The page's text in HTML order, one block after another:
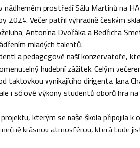
prostředí Sálu Martinů na
2024. Večer patřil výhradně českým
Antonína Dvořáka a Bedřicha
mladých talentů.
a pedagogové naší konzervatoře,
hudební zážitek. Celým
taktovkou vynikajícího dirigenta Jana
i sólové výkony studentů oborů hra
kterým se naše škola připojila k
krásnou atmosférou, která bude